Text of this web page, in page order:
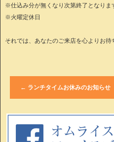
※仕込み分が無くなり次第終了となりま
※火曜定休日
それでは、あなたのご来店を心よりお待
← ランチタイムお休みのお知らせ